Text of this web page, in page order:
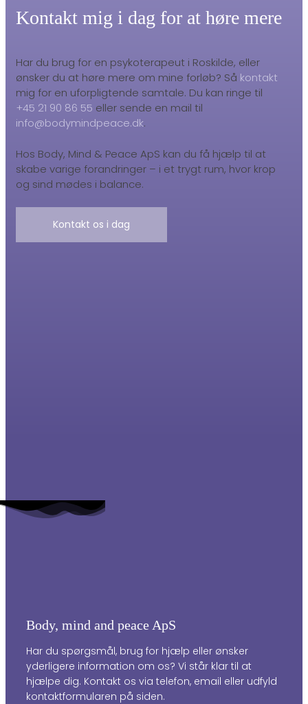
Kontakt mig i dag for at høre mere
Har du brug for en psykoterapeut i Roskilde, eller
ønsker du at høre mere om mine forløb? Så kontakt
mig for en uforpligtende samtale. Du kan ringe til
+45 21 90 86 55 eller sende en mail til
info@bodymindpeace.dk.
Hos Body, Mind & Peace ApS kan du få hjælp til at
skabe varige forandringer – i et trygt rum, hvor krop
og sind mødes i balance.
Kontakt os i dag
Body, mind and peace ApS
Har du spørgsmål, brug for hjælp eller ønsker
yderligere information om os? Vi står klar til at
hjælpe dig. Kontakt os via telefon, email eller udfyld
kontaktformularen på siden.